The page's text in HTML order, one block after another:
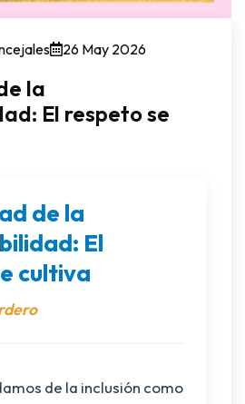
la
El respeto se
26 May 2026
de la
El
cultiva
de la inclusión como